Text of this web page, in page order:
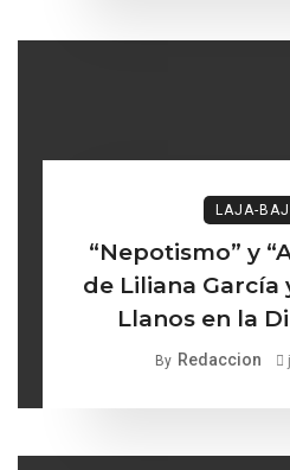
LAJA-
“Nepotismo” y
de Liliana García
Llanos en la
Turismo de
By Redaccion